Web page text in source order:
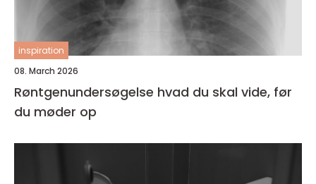
inspiration
08. March 2026
Røntgenundersøgelse hvad du skal vide, før
du møder op